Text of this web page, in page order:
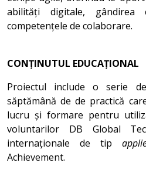
abilități digitale, gândirea
competențele de colaborare.
CONȚINUTUL EDUCAȚIONAL
Proiectul include o serie
săptămână de de practică
lucru și formare pentru
voluntarilor DB Global
internaționale de tip
Achievement.